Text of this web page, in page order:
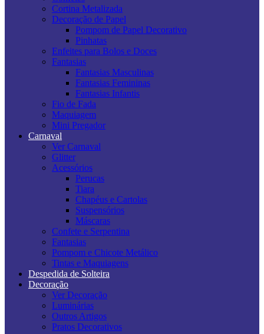
Cortina Metalizada
Decoração de Papel
Pompom de Papel Decorativo
Pinhatas
Enfeites para Bolos e Doces
Fantasias
Fantasias Masculinas
Fantasias Femininas
Fantasias Infantis
Fio de Fada
Maquiagem
Mini Pregador
Carnaval
Ver Carnaval
Glitter
Acessórios
Perucas
Tiara
Chapéus e Cartolas
Suspensórios
Máscaras
Confete e Serpentina
Fantasias
Pompom e Chicote Metálico
Tintas e Maquiagens
Despedida de Solteira
Decoração
Ver Decoração
Luminárias
Outros Artigos
Pratos Decorativos